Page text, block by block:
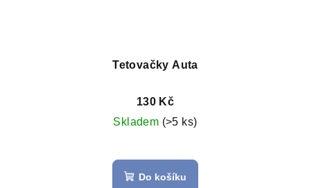
Tetovačky Auta
130 Kč
Skladem (>5 ks)
hodnocení
produktu
Do košíku